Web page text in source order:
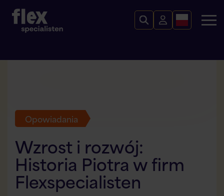
Opowiadania
Wzrost i rozwój:
Historia Piotra w firm
Flexspecialisten